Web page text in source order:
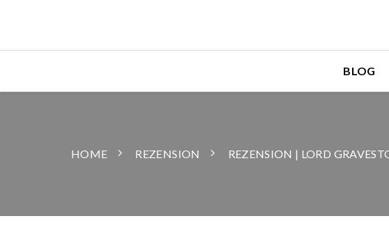
BLOG
HOME REZENSION REZENSION | LORD